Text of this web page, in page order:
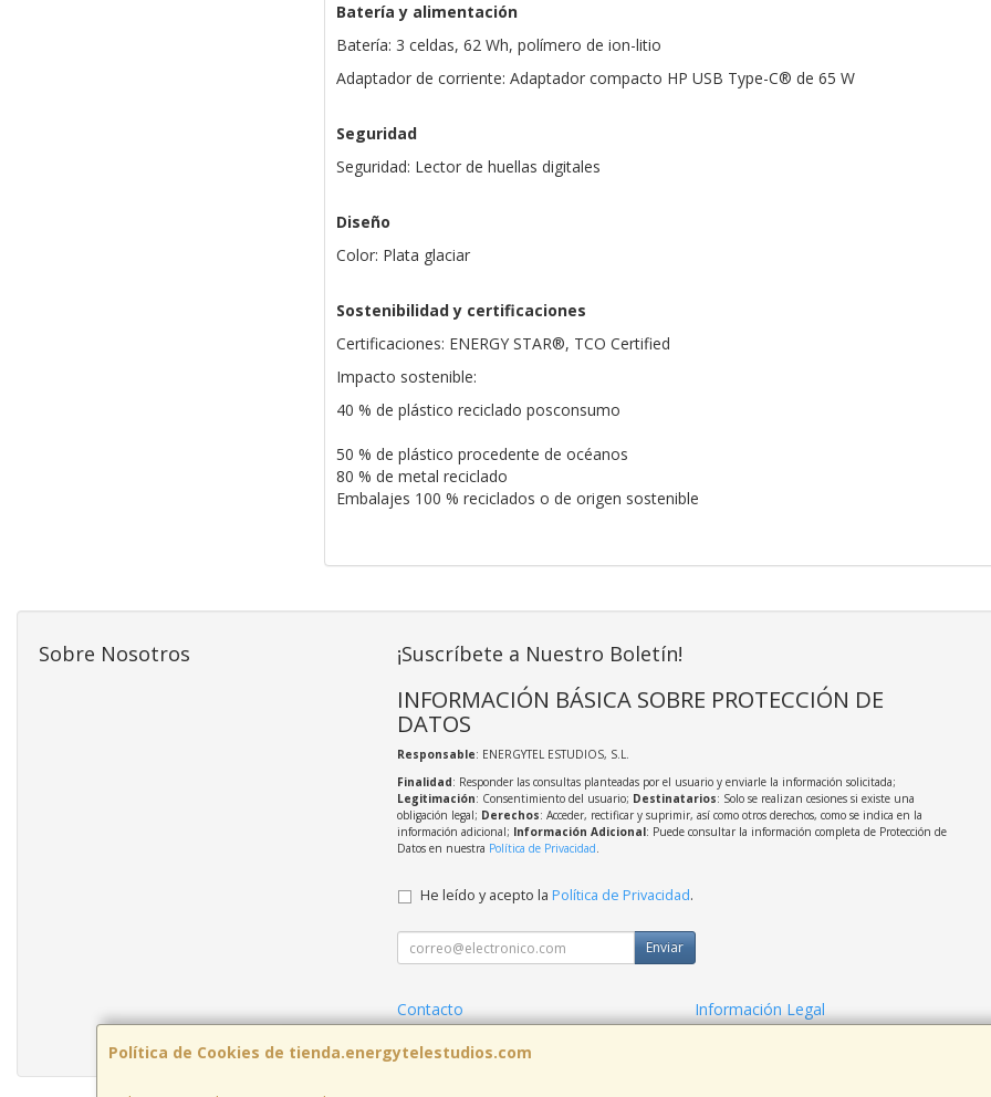
Batería y alimentación
Batería: 3 celdas, 62 Wh, polímero de ion-litio
Adaptador de corriente: Adaptador compacto HP USB Type-C® de 65 W
Seguridad
Seguridad: Lector de huellas digitales
Diseño
Color: Plata glaciar
Sostenibilidad y certificaciones
Certificaciones: ENERGY STAR®, TCO Certified
Impacto sostenible:
40 % de plástico reciclado posconsumo
50 % de plástico procedente de océanos
80 % de metal reciclado
Embalajes 100 % reciclados o de origen sostenible
Política de Cookies de tienda.energytelestudios.com
Sobre Nosotros ¡Suscríbete a Nuestro Boletín!
INFORMACIÓN BÁSICA SOBRE PROTECCIÓN DE
DATOS
Responsable: ENERGYTEL ESTUDIOS, S.L.
Finalidad: Responder las consultas planteadas por el usuario y enviarle la información solicitada;
Legitimación: Consentimiento del usuario; Destinatarios: Solo se realizan cesiones si existe una
obligación legal; Derechos: Acceder, rectificar y suprimir, así como otros derechos, como se indica en la
información adicional; Información Adicional: Puede consultar la información completa de Protección de
Datos en nuestra Política de Privacidad.
He leído y acepto la Política de Privacidad.
Enviar
Contacto
Información Legal